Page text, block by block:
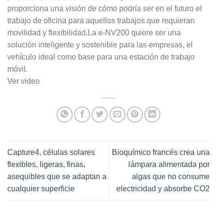
proporciona una visión de cómo podría ser en el futuro el
trabajo de oficina para aquellos trabajos que requieran
movilidad y flexibilidad.La e-NV200 quiere ser una
solución inteligente y sostenible para las empresas, el
vehículo ideal como base para una estación de trabajo
móvil.
Ver video
Capture4, células solares
flexibles, ligeras, finas,
asequibles que se adaptan a
cualquier superficie
Bioquímico francés crea una
lámpara alimentada por
algas que no consume
electricidad y absorbe CO2